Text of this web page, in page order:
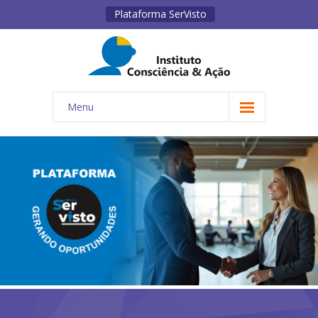
Plataforma SerVisto
Menu
INÍCIO
INSTITUTO
-- QUEM SOMOS
-- ESTATUTO
-- REGIMENTO INTERNO
-- MISSÃO, VISÃO, PRINCÍPIOS E VALORES